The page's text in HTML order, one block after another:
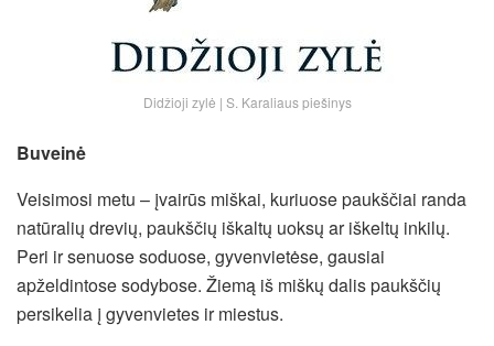
Didžioji zylė | S. Karaliaus piešinys
Buveinė
Veisimosi metu – įvairūs miškai, kuriuose paukščiai randa
natūralių drevių, paukščių iškaltų uoksų ar iškeltų inkilų.
Peri ir senuose soduose, gyvenvietėse, gausiai
apželdintose sodybose. Žiemą iš miškų dalis paukščių
persikelia į gyvenvietes ir miestus.